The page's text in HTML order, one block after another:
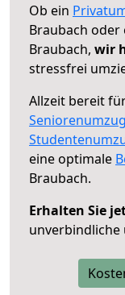
Ob ein
Braubach
Braubach, wir
stressfrei
Allzeit bereit
Seniorenumzug
eine optimale
Braubach.
Erhalten Sie
unverbindliche